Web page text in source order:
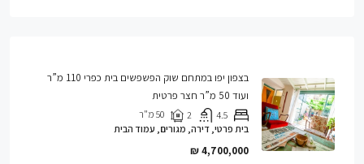
בצפון יפו במתחם שוק הפשפשים בית כפרי 110 מ”ר
ועוד 50 מ”ר חצר פרטית
4.5
2
50 מ"ר
בית פרטי, דירה, מגורים, עמוד הבית
4,700,000 ₪